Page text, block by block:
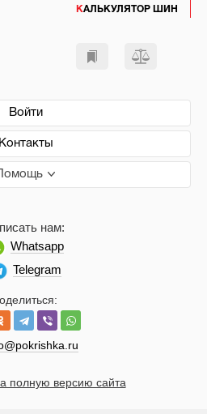
КАЛЬКУЛЯТОР ШИН
Войти
Контакты
Помощь
нам:
Whatsapp
Telegram
полную версию сайта